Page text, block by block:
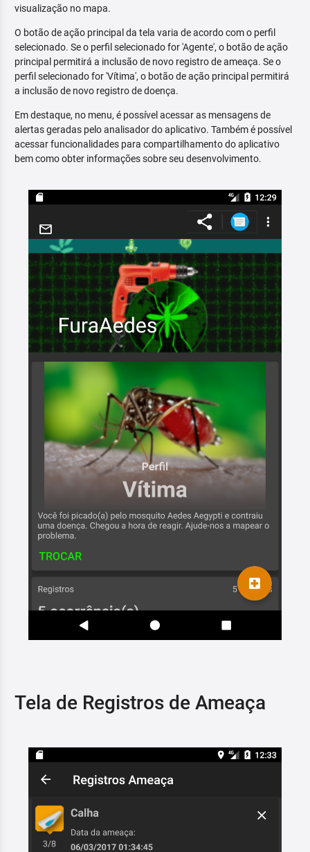
visualização no mapa.
O botão de ação principal da tela varia de acordo com o perfil
selecionado. Se o perfil selecionado for 'Agente', o botão de ação
principal permitirá a inclusão de novo registro de ameaça. Se o
perfil selecionado for 'Vítima', o botão de ação principal permitirá
a inclusão de novo registro de doença.
Em destaque, no menu, é possível acessar as mensagens de
alertas geradas pelo analisador do aplicativo. Também é possível
acessar funcionalidades para compartilhamento do aplicativo
bem como obter informações sobre seu desenvolvimento.
Tela de Registros de Ameaça